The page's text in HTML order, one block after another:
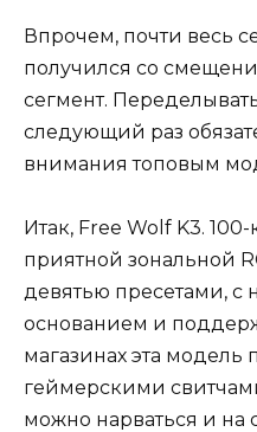
Впрочем, почти весь
получился со
сегмент.
следующий раз
внимания топовым
Итак, Free Wolf K3.
приятной зональной
девятью пресетами, с
основанием и
магазинах эта модель
геймерскими
можно нарваться и на